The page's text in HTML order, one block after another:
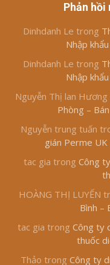
Phản hồi
Dinhdanh Le trong
Nhập
Dinhdanh Le trong
Nhập
Nguyễn Thị lan Hương
Phòng –
Nguyễn trung tuấn
gián Perme UK
tac gia trong Công
HOÀNG THỊ LUYẾN
Bình –
tac gia trong Công ty
thuốc
Thảo trong Công ty